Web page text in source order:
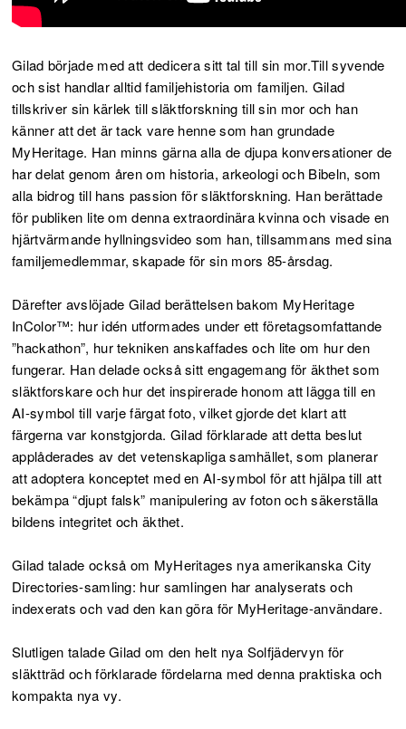
Gilad började med att dedicera sitt tal till sin mor.Till syvende
och sist handlar alltid familjehistoria om familjen. Gilad
tillskriver sin kärlek till släktforskning till sin mor och han
känner att det är tack vare henne som han grundade
MyHeritage. Han minns gärna alla de djupa konversationer de
har delat genom åren om historia, arkeologi och Bibeln, som
alla bidrog till hans passion för släktforskning. Han berättade
för publiken lite om denna extraordinära kvinna och visade en
hjärtvärmande hyllningsvideo som han, tillsammans med sina
familjemedlemmar, skapade för sin mors 85-årsdag.
Därefter avslöjade Gilad berättelsen bakom MyHeritage
InColor™: hur idén utformades under ett företagsomfattande
”hackathon”, hur tekniken anskaffades och lite om hur den
fungerar. Han delade också sitt engagemang för äkthet som
släktforskare och hur det inspirerade honom att lägga till en
AI-symbol till varje färgat foto, vilket gjorde det klart att
färgerna var konstgjorda. Gilad förklarade att detta beslut
applåderades av det vetenskapliga samhället, som planerar
att adoptera konceptet med en AI-symbol för att hjälpa till att
bekämpa “djupt falsk” manipulering av foton och säkerställa
bildens integritet och äkthet.
Gilad talade också om MyHeritages nya amerikanska City
Directories-samling: hur samlingen har analyserats och
indexerats och vad den kan göra för MyHeritage-användare.
Slutligen talade Gilad om den helt nya Solfjädervyn för
släktträd och förklarade fördelarna med denna praktiska och
kompakta nya vy.